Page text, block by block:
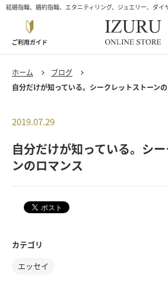
結婚指輪、婚約指輪、エタニティリング、ジュエリー、ダイ
ご利用ガイド
ホーム
ブログ
自分だけが知っている。シークレットストーン
2019.07.29
自分だけが知っている。シ
ンのロマンス
カテゴリ
エッセイ